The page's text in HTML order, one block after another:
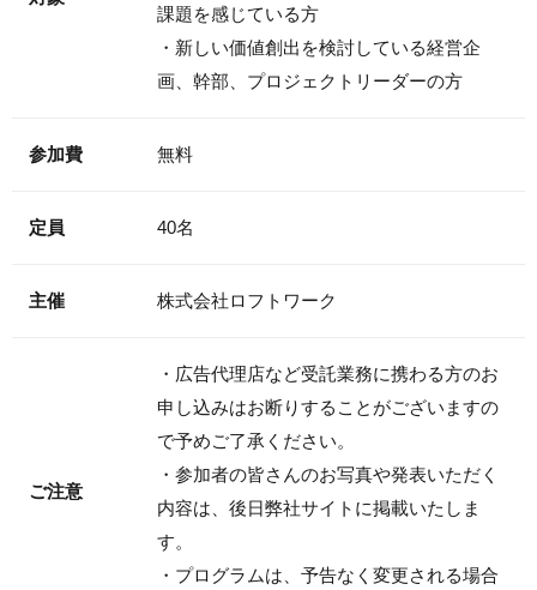
課題を感じている方
・新しい価値創出を検討している経営企
画、幹部、プロジェクトリーダーの方
参加費 無料
定員 40名
主催 株式会社ロフトワーク
ご注意
・広告代理店など受託業務に携わる方のお
申し込みはお断りすることがございますの
で予めご了承ください。
・参加者の皆さんのお写真や発表いただく
内容は、後日弊社サイトに掲載いたしま
す。
・プログラムは、予告なく変更される場合